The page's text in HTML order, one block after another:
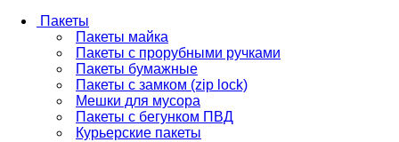
Пакеты
Пакеты майка
Пакеты с прорубными ручками
Пакеты бумажные
Пакеты с замком (zip lock)
Мешки для мусора
Пакеты с бегунком ПВД
Курьерские пакеты